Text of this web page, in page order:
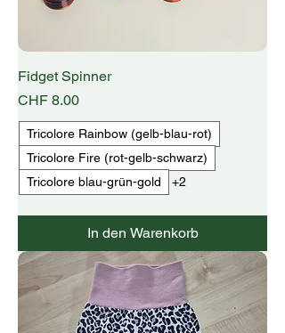
Fidget Spinner
Preis
CHF 8.00
Tricolore Rainbow (gelb-blau-rot)
Tricolore Fire (rot-gelb-schwarz)
Tricolore blau-grün-gold
+2
In den Warenkorb